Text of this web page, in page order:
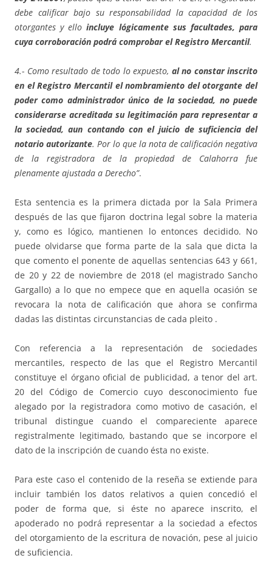
debe calificar bajo su responsabilidad la capacidad de los
otorgantes y elloincluye lógicamente sus facultades, para
cuya corroboración podrá comprobar el Registro Mercantil.
4.- Como resultado de todo lo expuesto, al no constar inscrito
en el Registro Mercantil el nombramiento del otorgante del
poder como administrador único de la sociedad, no puede
considerarse acreditada su legitimación para representar a
la sociedad, aun contando con el juicio de suficiencia del
notario autorizante. Por lo que la nota de calificación negativa
de la registradora de la propiedad de Calahorra fue
plenamente ajustada a Derecho”.
Esta sentencia es la primera dictada por la Sala Primera
después de las que fijaron doctrina legal sobre la materia
y, como es lógico, mantienen lo entonces decidido. No
puede olvidarse que forma parte de la sala que dicta la
que comento el ponente de aquellas sentencias 643 y 661,
de 20 y 22 de noviembre de 2018 (el magistrado Sancho
Gargallo) a lo que no empece que en aquella ocasión se
revocara la nota de calificación que ahora se confirma
dadas las distintas circunstancias de cada pleito .
Con referencia a la representación de sociedades
mercantiles, respecto de las que el Registro Mercantil
constituye el órgano oficial de publicidad, a tenor del art.
20 del Código de Comercio cuyo desconocimiento fue
alegado por la registradora como motivo de casación, el
tribunal distingue cuando el compareciente aparece
registralmente legitimado, bastando que se incorpore el
dato de la inscripción de cuando ésta no existe.
Para este caso el contenido de la reseña se extiende para
incluir también los datos relativos a quien concedió el
poder de forma que, si éste no aparece inscrito, el
apoderado no podrá representar a la sociedad a efectos
del otorgamiento de la escritura de novación, pese al juicio
de suficiencia.